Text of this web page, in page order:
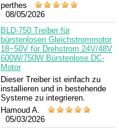
perthes
08/05/2026
BLD-750 Treiber für
bürstenlosen Gleichstrommotor
18~50V für Drehstrom 24V/48V
600W/750W Bürstenlose DC-
Motor
Dieser Treiber ist einfach zu
installieren und in bestehende
Systeme zu integrieren.
Hamoud A.
05/03/2026